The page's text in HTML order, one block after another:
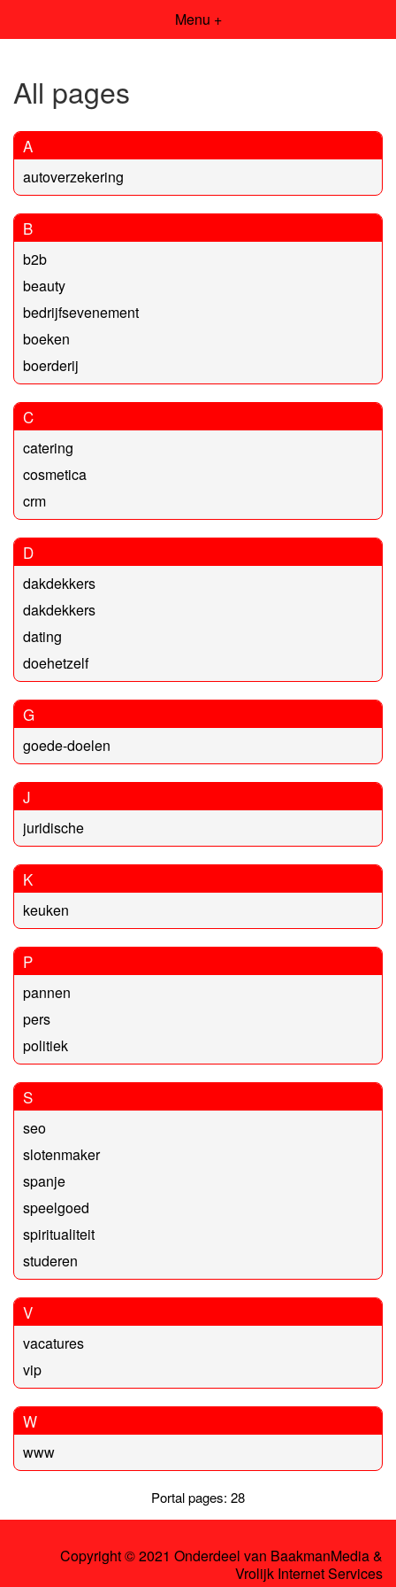
Menu +
All pages
A
autoverzekering
B
b2b
beauty
bedrijfsevenement
boeken
boerderij
C
catering
cosmetica
crm
D
dakdekkers
dakdekkers
dating
doehetzelf
G
goede-doelen
J
juridische
K
keuken
P
pannen
pers
politiek
S
seo
slotenmaker
spanje
speelgoed
spiritualiteit
studeren
V
vacatures
vip
W
www
Portal pages: 28
Copyright © 2021 Onderdeel van BaakmanMedia&
Vrolijk Internet Services